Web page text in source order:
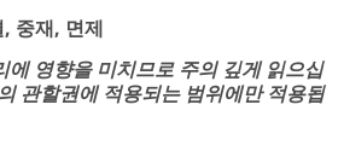
중재, 면제
에 영향을 미치므로 주의 깊게 읽으십
관할권에 적용되는 범위에만 적용됩